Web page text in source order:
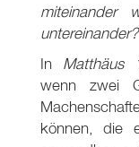
miteinander
In Matthäus
wenn zwei
können, die